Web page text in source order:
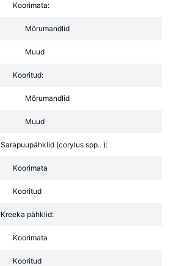
Koorimata:
Mõrumandlid
Muud
Kooritud:
Mõrumandlid
Muud
Sarapuupähklid (corylus spp.. ):
Koorimata
Kooritud
Kreeka pähklid:
Koorimata
Kooritud